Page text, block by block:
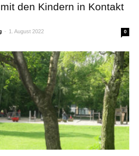
den Kindern in Kontakt
- 1. August 2022 0